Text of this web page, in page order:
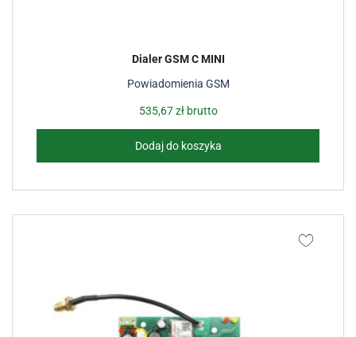
Powiadomienia GSM
Dialer GSM C MINI
535,67złbrutto
Dodaj do koszyka